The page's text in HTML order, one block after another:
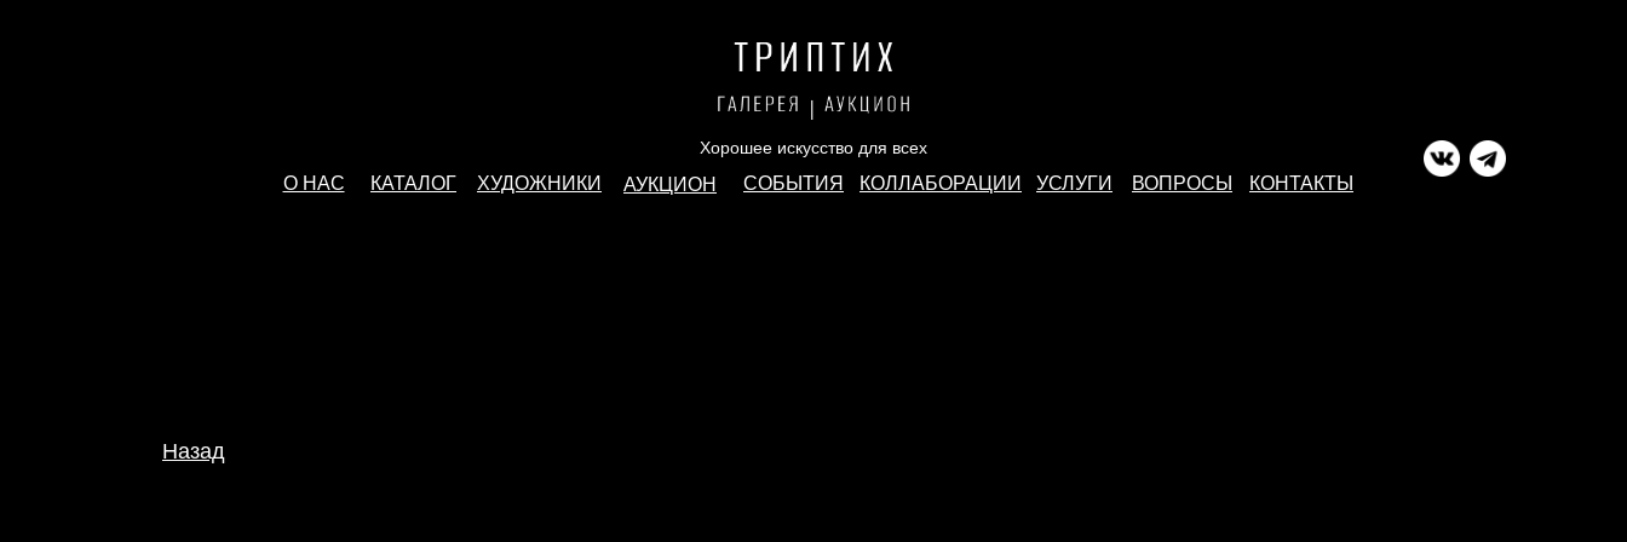
КАТАЛОГ
О НАС КОНТАКТЫ
УСЛУГИ ВОПРОСЫ
СОБЫТИЯ КОЛЛАБОРАЦИИ
ХУДОЖНИКИ АУКЦИОН
Хорошее искусство для всех
Назад